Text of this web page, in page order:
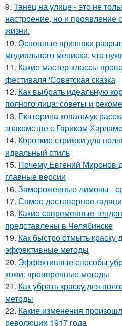
9. Танец на улице - это не
настроение, но и проявление
жизни.
10. Основные признаки
медиального мениска: что
11. Какие мастер-классы
фестиваля 'Советская сказка
12. Как выбрать идеальную
полного лица: советы и
13. Екатерина ковальчук
знакомстве с Гариком
14. Короткие стрижки для
идеальный стиль
15. Почему Евгений Миронов
главные версии
16. Замороженные лимоны -
17. Самое достоверное
18. Какие современные
представлены в Челябинске
19. Как быстро отмыть краску
эффективные методы
20. Эффективные способы
кожи: проверенные методы
21. Как убрать краску для
методы
22. Какие изменения
революции 1917 года